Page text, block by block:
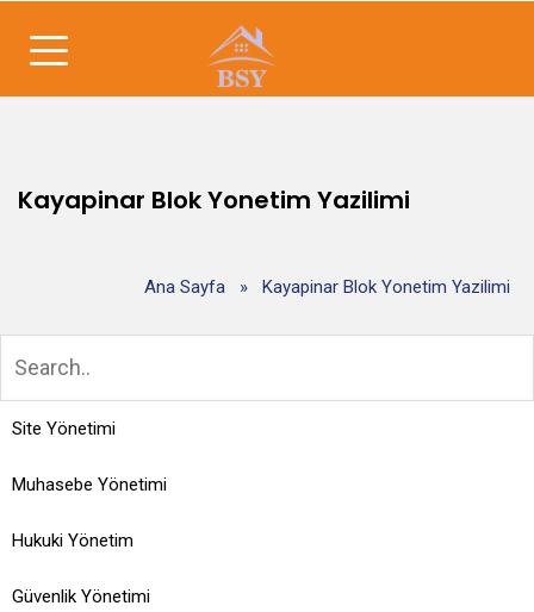
Kayapinar Blok Yonetim Yazilimi
Ana Sayfa » Kayapinar Blok Yonetim Yazilimi
Site Yönetimi
Muhasebe Yönetimi
Hukuki Yönetim
Güvenlik Yönetimi